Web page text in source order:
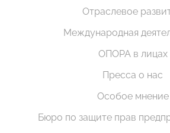
Отраслевое
Международная
ОПОРА в лицах
Пресса о нас
Особое мнение
Бюро по защите прав